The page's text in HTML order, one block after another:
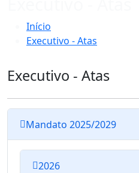
Início
Executivo - Atas
Executivo - Atas
Mandato 2025/2029
2026